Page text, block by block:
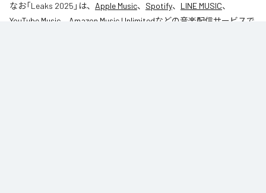
なお「Leaks 2025 」は、 Apple Music、 Spotify、 LINE MUSIC、
YouTube Music
Amazon Music Unlimitedなどの音楽配信サービスで